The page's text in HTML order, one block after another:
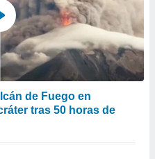
de Fuego en
tras 50 horas de